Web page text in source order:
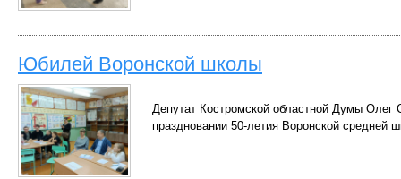
Юбилей Воронской школы
Депутат Костромской областной Думы Олег
праздновании 50-летия Воронской средней